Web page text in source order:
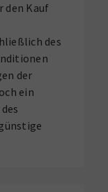
den Kauf
des
der
ein